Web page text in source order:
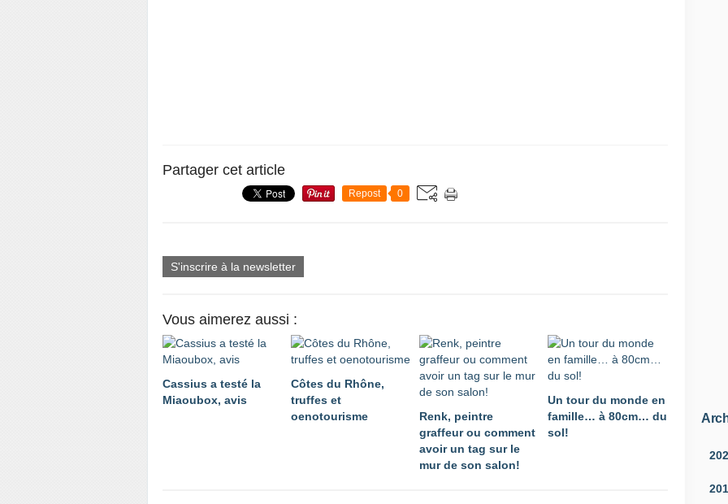
Partager cet article
Repost 0
S'inscrire à la newsletter
Vous aimerez aussi :
Cassius a testé la
Miaoubox, avis
Côtes du Rhône,
truffes et
oenotourisme
Renk, peintre
graffeur ou comment
avoir un tag sur le
mur de son salon!
Un tour du monde en
famille… à 80cm… du
sol!